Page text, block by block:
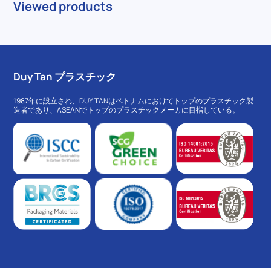
Viewed products
Duy Tan プラスチック
1987年に設立され、DUY TANはベトナムにおけてトップのプラスチック製
造者であり、ASEANでトップのプラスチックメーカに目指している。